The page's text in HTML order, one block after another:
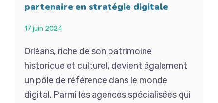
partenaire en stratégie digitale
17 juin 2024
Orléans, riche de son patrimoine
historique et culturel, devient également
un pôle de référence dans le monde
digital. Parmi les agences spécialisées qui